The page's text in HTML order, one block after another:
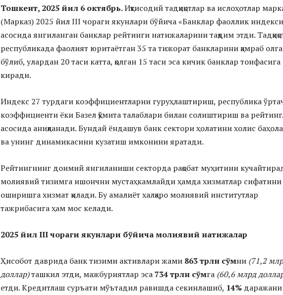
Тошкент, 2025 йил 6 октябрь.Иқтисодий тадқиқотлар ва ислоҳотлар
(Марказ) 2025 йил III чораги якунлари бўйича «Банклар фаоллик
асосида янгиланган банклар рейтинги натижаларини тақдим этди.
республикада фаолият юритаётган 35 та тижорат банкларини қамраб
бўлиб, улардан 20 таси катта, қолган 15 таси эса кичик банклар тоифасига
киради.
Индекс 27 турдаги коэффициентларни гуруҳлаштириш, республика
коэффициенти ёки Базел қўмита талаблари билан солиштириш ва
асосида аниқланади. Бундай ёндашув банк сектори ҳолатини холис
ва унинг динамикасини кузатиш имконини яратади.
Рейтингнинг доимий янгиланиши секторда рақобат муҳитини
молиявий тизимга ишончни мустаҳкамлайди ҳамда хизматлар сифатини
оширишга хизмат қилади. Бу амалиёт халқаро молиявий институтлар
тажрибасига ҳам мос келади.
2025 йил III чораги якунлари бўйича молиявий натижалар
Ҳисобот даврида банк тизими активлари жами 863 трлн сўмни (71,2
доллар)ташкил этди, мажбуриятлар эса734 трлн сўмга (60,6 млрд
етди. Кредитлаш суръати мўътадил равишда секинлашиб, 14% даражани